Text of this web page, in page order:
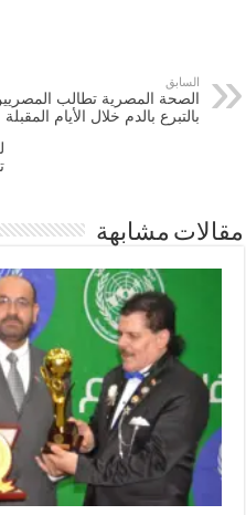
السابق
الصحة المصرية تطالب
بالتبرع بالدم خلال الأيام المقبلة
مقالات مشابهة